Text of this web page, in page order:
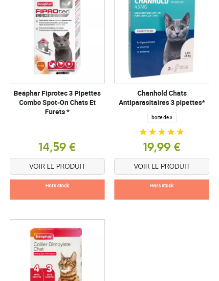
Beaphar Fiprotec 3 Pipettes
Combo Spot-On Chats Et
Furets *
14,59 €
VOIR LE PRODUIT
Hors stock
Chanhold Chats
Antiparasitaires 3 pipettes*
boite de 3
19,99 €
VOIR LE PRODUIT
Hors stock